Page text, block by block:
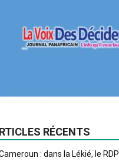
RÉCENTS
: dans la Lékié, le